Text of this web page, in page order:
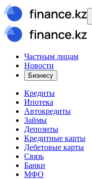
Частным лицам
Новости
Бизнесу
Кредиты
Ипотека
Автокредиты
Займы
Депозиты
Кредитные карты
Дебетовые карты
Связь
Банки
МФО